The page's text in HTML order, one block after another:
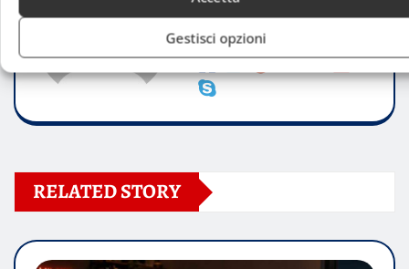
Gestisci opzioni
Website:
RELATED STORY